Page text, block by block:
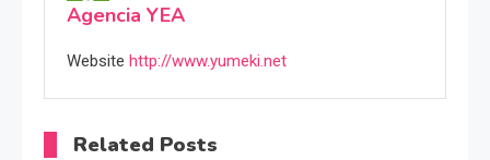
Agencia YEA
Website http://www.yumeki.net
Related Posts